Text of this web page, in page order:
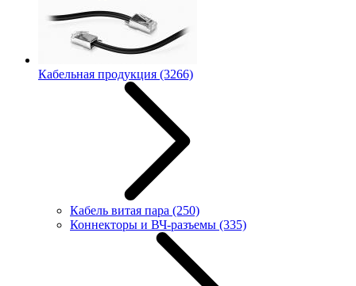
Кабельная продукция (3266)
Кабель витая пара (250)
Коннекторы и ВЧ-разъемы (335)